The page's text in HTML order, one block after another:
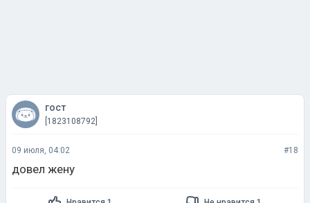
гост
[1823108792]
09 июля, 04:02 #18
довел жену